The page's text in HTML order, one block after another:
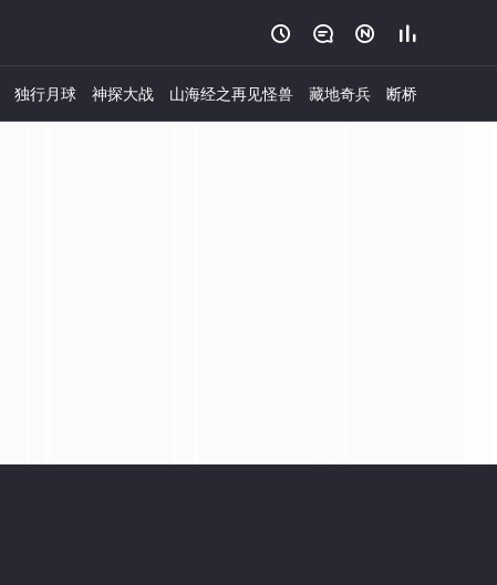
   
独行月球 神探大战 山海经之再见怪兽 藏地奇兵 断桥